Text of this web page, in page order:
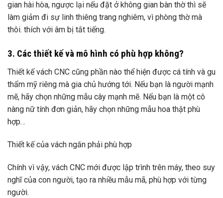
gian hài hòa, ngược lại nếu đặt ở không gian bàn thờ thì sẽ
làm giảm đi sự linh thiêng trang nghiêm, vì phòng thờ mà
thôi. thích với âm bị tắt tiếng.
3. Các thiết kế và mô hình có phù hợp không?
Thiết kế vách CNC cũng phần nào thể hiện được cá tính và gu
thẩm mỹ riêng mà gia chủ hướng tới. Nếu bạn là người mạnh
mẽ, hãy chọn những mẫu cây mạnh mẽ. Nếu bạn là một cô
nàng nữ tính đơn giản, hãy chọn những mẫu hoa thật phù
hợp…
Thiết kế của vách ngăn phải phù hợp
Chính vì vậy, vách CNC mới được lập trình trên máy, theo suy
nghĩ của con người, tạo ra nhiều mẫu mã, phù hợp với từng
người.